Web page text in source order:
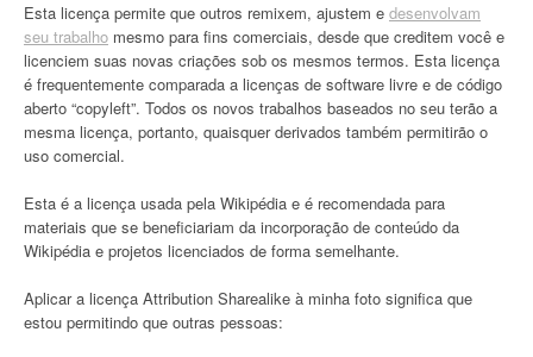
Esta licença permite que outros remixem, ajustem e desenvolvam
seu trabalho mesmo para fins comerciais, desde que creditem você e
licenciem suas novas criações sob os mesmos termos. Esta licença
é frequentemente comparada a licenças de software livre e de código
aberto “copyleft”. Todos os novos trabalhos baseados no seu terão a
mesma licença, portanto, quaisquer derivados também permitirão o
uso comercial.
Esta é a licença usada pela Wikipédia e é recomendada para
materiais que se beneficiariam da incorporação de conteúdo da
Wikipédia e projetos licenciados de forma semelhante.
Aplicar a licença Attribution Sharealike à minha foto significa que
estou permitindo que outras pessoas: